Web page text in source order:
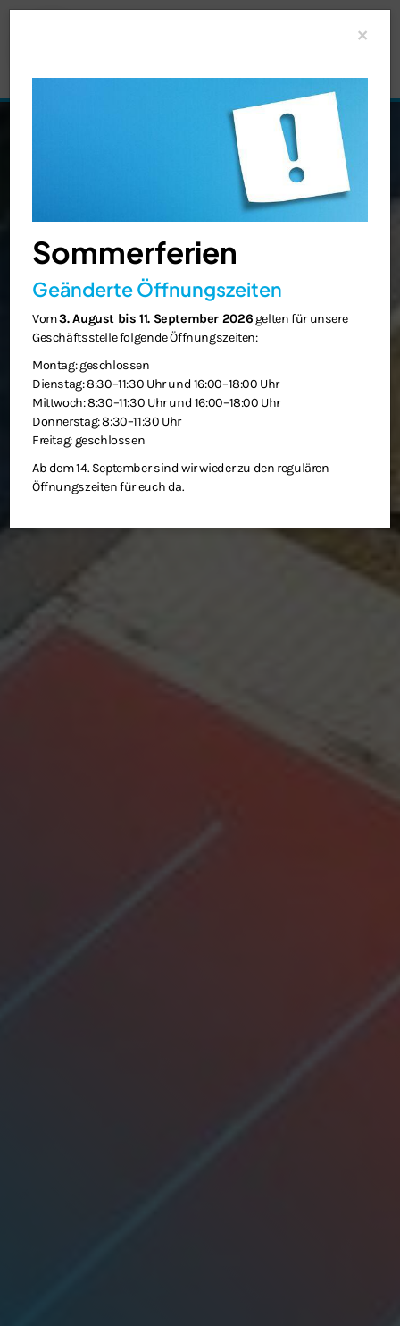
×
Sommerferien
Geänderte Öffnungszeiten
Vom3. August bis 11. September 2026 gelten für unsere
Geschäftsstelle folgende Öffnungszeiten:
Montag: geschlossen
Dienstag: 8:30–11:30 Uhr und 16:00–18:00 Uhr
Mittwoch: 8:30–11:30 Uhr und 16:00–18:00 Uhr
Donnerstag: 8:30–11:30 Uhr
Freitag: geschlossen
Ab dem 14. September sind wir wieder zu den regulären
Öffnungszeiten für euch da.